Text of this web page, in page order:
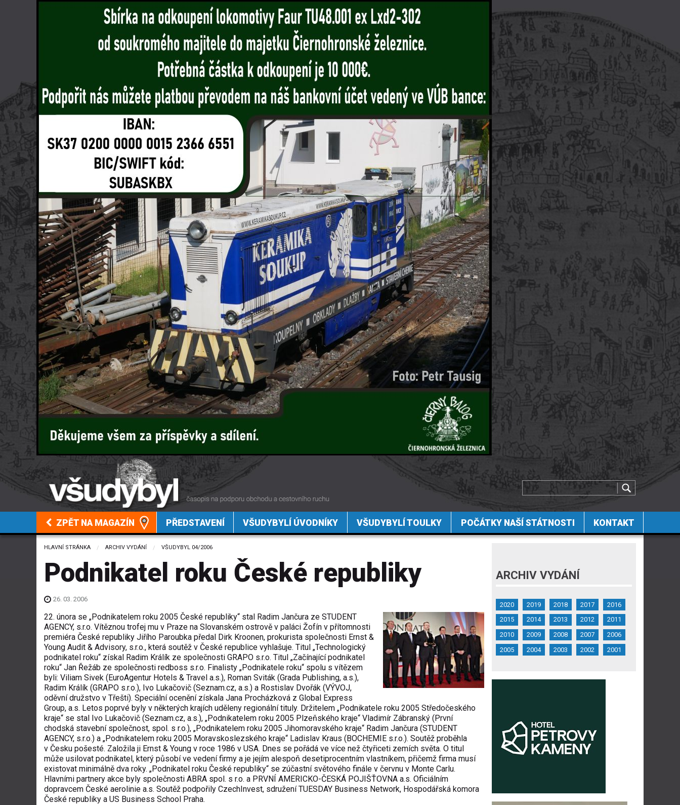
ZPĚT NA MAGAZÍN PŘEDSTAVENÍ VŠUDYBYLÍ ÚVODNÍKY VŠUDYBYLÍ TOULKY POČÁTKY NAŠÍ STÁTNOSTI KONTAKT
HLAVNÍ STRÁNKA ARCHIV VYDÁNÍ VŠUDYBYL 04/2006
Podnikatel roku České republiky
26. 03. 2006
22. února se „Podnikatelem roku 2005 České republiky“ stal Radim Jančura ze STUDENT
AGENCY, s.r.o. Vítěznou trofej mu v Praze na Slovanském ostrově v paláci Žofín v přítomnosti
premiéra České republiky Jiřího Paroubka předal Dirk Kroonen, prokurista společnosti Ernst &
Young Audit & Advisory, s.r.o., která soutěž v České republice vyhlašuje. Titul „Technologický
podnikatel roku“ získal Radim Králík ze společnosti GRAPO s.r.o. Titul „Začínající podnikatel
roku“ Jan Řežáb ze společnosti redboss s.r.o. Finalisty „Podnikatele roku“ spolu s vítězem
byli: Viliam Sivek (EuroAgentur Hotels & Travel a.s.), Roman Sviták (Grada Publishing, a.s.),
Radim Králík (GRAPO s.r.o.), Ivo Lukačovič (Seznam.cz, a.s.) a Rostislav Dvořák (VÝVOJ,
oděvní družstvo v Třešti). Speciální ocenění získala Jana Procházková z Global Express
Group, a.s. Letos poprvé byly v některých krajích uděleny regionální tituly. Držitelem „Podnikatele roku 2005 Středočeského
kraje“ se stal Ivo Lukačovič (Seznam.cz, a.s.), „Podnikatelem roku 2005 Plzeňského kraje“ Vladimír Zábranský (První
chodská stavební společnost, spol. s r.o.), „Podnikatelem roku 2005 Jihomoravského kraje“ Radim Jančura (STUDENT
AGENCY, s.r.o.) a „Podnikatelem roku 2005 Moravskos­lezského kraje“ Ladislav Kraus (BOCHEMIE s.r.o.). Soutěž proběhla
v Česku pošesté. Založila ji Ernst & Young v roce 1986 v USA. Dnes se pořádá ve více než čtyřiceti zemích světa. O titul
může usilovat podnikatel, který působí ve vedení firmy a je jejím alespoň desetiprocentním vlastníkem, přičemž firma musí
existovat minimálně dva roky. „Podnikatel roku České republiky“ se zúčastní světového finále v červnu v Monte Carlu.
Hlavními partnery akce byly společnosti ABRA spol. s r.o. a PRVNÍ AMERICKO-ČESKÁ POJIŠŤOVNA a.s. Oficiálním
dopravcem České aerolinie a.s. Soutěž podpořily CzechInvest, sdružení TUESDAY Business Network, Hospodářská komora
České republiky a US Business School Praha.
ARCHIV VYDÁNÍ
2020 2019 2018 2017
2016
2015
2014 2013 2012
2011
2010
2009 2008 2007
2006
2005
2004 2003 2002 2001